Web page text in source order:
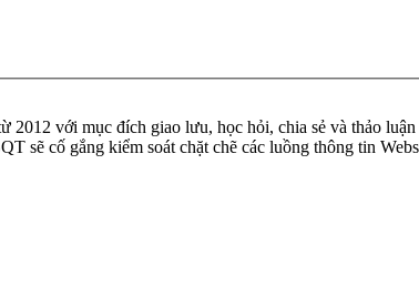
với mục đích giao lưu, học hỏi, chia sẻ và thảo
sẽ cố gắng kiểm soát chặt chẽ các luồng thông tin